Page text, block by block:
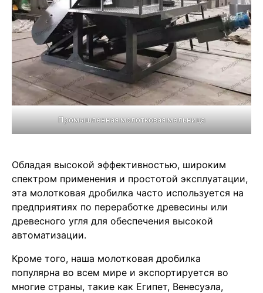
Промышленная молотковая мельница
Обладая высокой эффективностью, широким
спектром применения и простотой эксплуатации,
эта молотковая дробилка часто используется на
предприятиях по переработке древесины или
древесного угля для обеспечения высокой
автоматизации.
Кроме того, наша молотковая дробилка
популярна во всем мире и экспортируется во
многие страны, такие как Египет, Венесуэла,